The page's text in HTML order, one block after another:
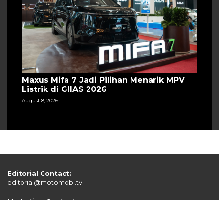
Maxus Mifa 7 Jadi Pilihan Menarik MPV
Listrik di GIIAS 2026
August 8, 2026
Editorial Contact:
editorial@motomobi.tv